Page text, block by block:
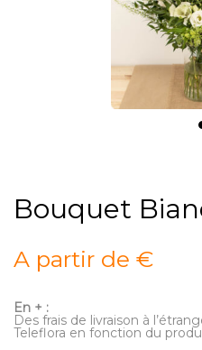
Bouquet
A partir de €
En + :
Des frais de livraison à
Teleflora en fonction du